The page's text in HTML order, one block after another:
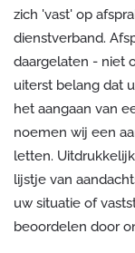
zich 'vast' op
dienstverband.
daargelaten - niet
uiterst belang dat
het aangaan van
noemen wij een
letten.
lijstje van
uw situatie of
beoordelen door